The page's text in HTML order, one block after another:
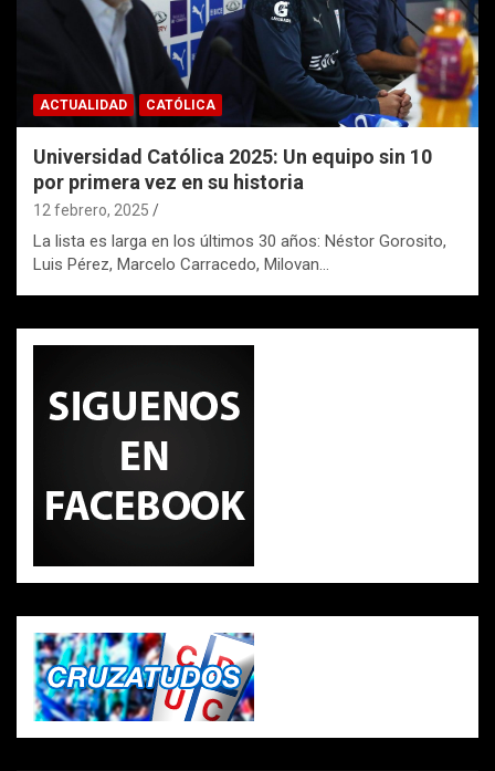
ACTUALIDAD CATÓLICA
Universidad Católica 2025: Un equipo sin 10
por primera vez en su historia
12 febrero, 2025
La lista es larga en los últimos 30 años: Néstor Gorosito,
Luis Pérez, Marcelo Carracedo, Milovan…